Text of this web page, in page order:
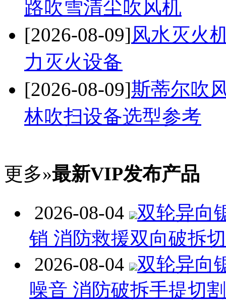
路吹雪清尘吹风机
[2026-08-09]风水灭火
力灭火设备
[2026-08-09]斯蒂尔吹
林吹扫设备选型参考
更多»最新VIP发布产品
2026-08-04
双轮异向
销 消防救援双向破拆
2026-08-04
双轮异向
噪音 消防破拆手提切